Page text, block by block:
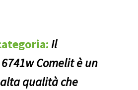
Il
Comelit è un
qualità che